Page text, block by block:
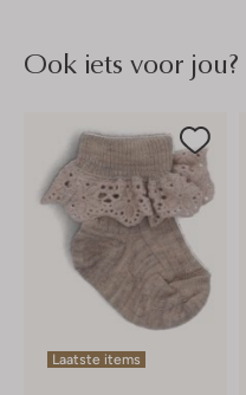
Ook iets voor jou?
Laatste items